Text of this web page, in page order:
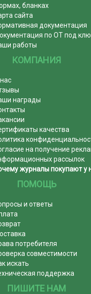
бланках
сайта
документация
по ОТ под
работы
КОМПАНИЯ
награды
качества
на получение
рассылок
журналы покупают у
ПОМОЩЬ
и ответы
потребителя
совместимости
искать
поддержка
ПИШИТЕ НАМ